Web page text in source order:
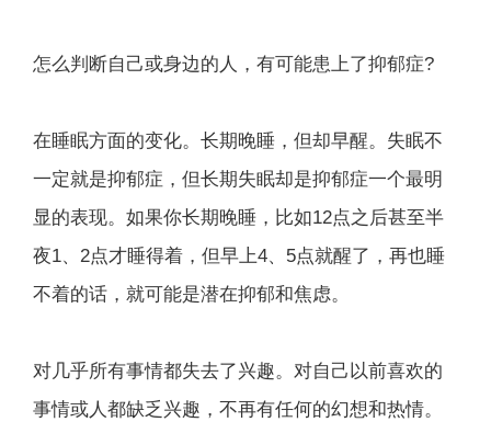
怎么判断自己或身边的人，有可能患上了抑郁症?
在睡眠方面的变化。长期晚睡，但却早醒。失眠不
一定就是抑郁症，但长期失眠却是抑郁症一个最明
显的表现。如果你长期晚睡，比如12点之后甚至半
夜1、2点才睡得着，但早上4、5点就醒了，再也睡
不着的话，就可能是潜在抑郁和焦虑。
对几乎所有事情都失去了兴趣。对自己以前喜欢的
事情或人都缺乏兴趣，不再有任何的幻想和热情。